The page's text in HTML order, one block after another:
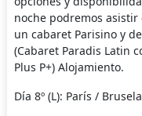
noche podremos
un cabaret Parisino y
(Cabaret Paradis Latin
Plus P+) Alojamiento.
Día 8º (L): París /